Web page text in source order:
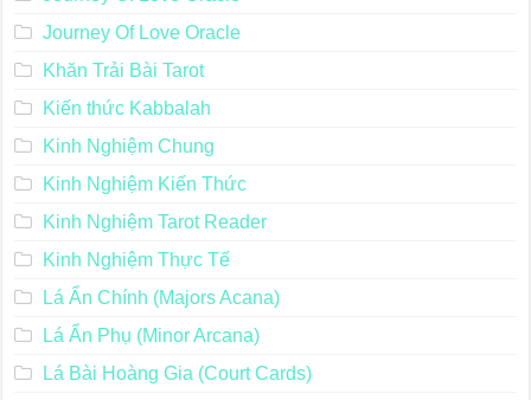
Journey Of Love Oracle
Khăn Trải Bài Tarot
Kiến thức Kabbalah
Kinh Nghiệm Chung
Kinh Nghiệm Kiến Thức
Kinh Nghiệm Tarot Reader
Kinh Nghiệm Thực Tế
Lá Ẩn Chính (Majors Acana)
Lá Ẩn Phụ (Minor Arcana)
Lá Bài Hoàng Gia (Court Cards)